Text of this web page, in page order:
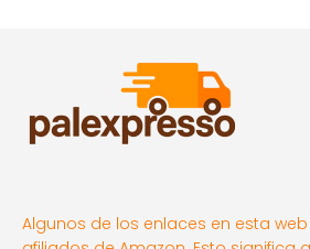
Algunos de los enlaces en esta